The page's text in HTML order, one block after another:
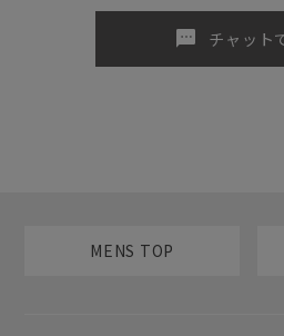
sms チャット
MENS TOP